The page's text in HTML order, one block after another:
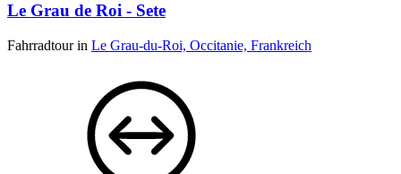
Le Grau de Roi - Sete
Fahrradtour in Le Grau-du-Roi, Occitanie, Frankreich